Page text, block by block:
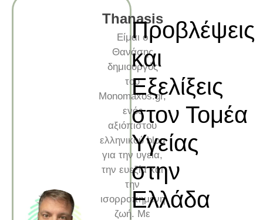
Thanasis
Είμαι ο
Θανάσης
δημιουργός
του
Monomaxos.gr,
ενός
αξιόπιστου
ελληνικού blog
για την υγεία,
την ευεξία και
την
ισορροπημένη
ζωή. Με
Προβλέψεις
και
Εξελίξεις
στον Τομέα
Υγείας
στην
Ελλάδα